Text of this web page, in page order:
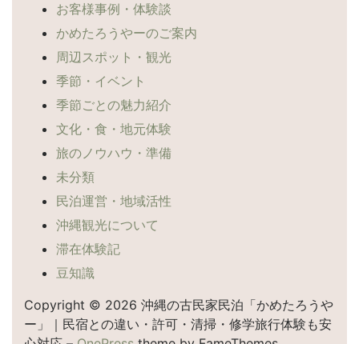
お客様事例・体験談
かめたろうやーのご案内
周辺スポット・観光
季節・イベント
季節ごとの魅力紹介
文化・食・地元体験
旅のノウハウ・準備
未分類
民泊運営・地域活性
沖縄観光について
滞在体験記
豆知識
Copyright © 2026 沖縄の古民家民泊「かめたろうや
ー」｜民宿との違い・許可・清掃・修学旅行体験も安